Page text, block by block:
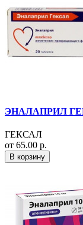
ЭНАЛАПРИЛ
ГЕКСАЛ
от 65.00 р.
В корзину